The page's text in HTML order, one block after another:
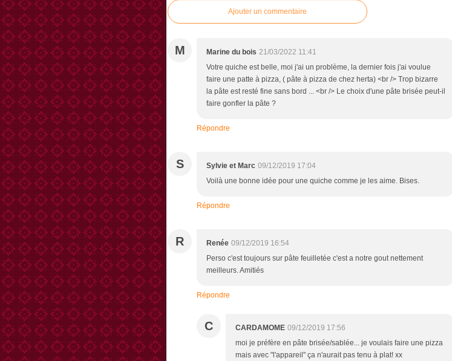
Ajouter un commentaire
M Marine du bois 21/03/2022 11:41
Votre quiche est belle, moi j'ai un problème, la dernier fois j'ai voulue
faire une patte à pizza, ( pâte à pizza de chez herta) <br /> Trop bizarre
la pâte est resté fine sans bord ... <br /> Le choix d'une pâte brisée peut-il
faire gonfler la pâte ?
Répondre
S Sylvie et Marc 09/12/2019 17:04
Voilà une bonne idée pour une quiche comme je les aime. Bises.
Répondre
R Renée 09/12/2019 16:54
Perso c'est toujours sur pâte feuilletée c'est a notre gout nettement
meilleurs. Amitiés
Répondre
C CARDAMOME 09/12/2019 17:56
moi je préfère en pâte brisée/sablée... je voulais faire une pizza
mais avec "l'appareil" ça n'aurait pas tenu à plat! xx